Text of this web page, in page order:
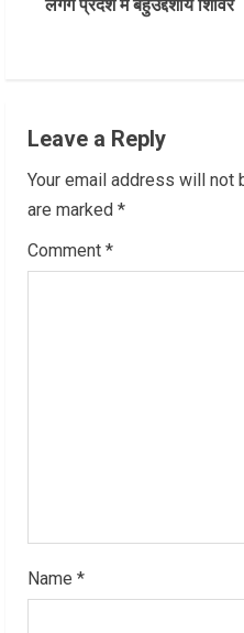
t
u
e
R
लगेंगे प्रदेश में बहुउद्देशीय शिविर
Leave a Reply
Your email address will not
are marked *
Comment *
Name *